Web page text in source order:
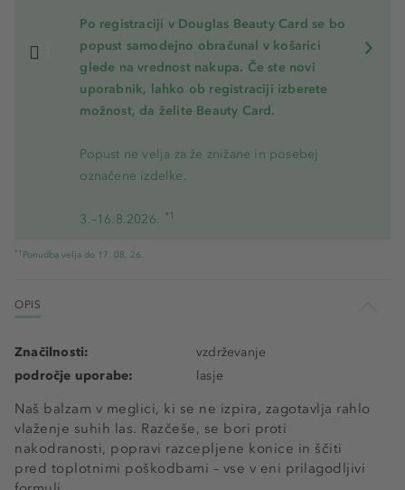
Po registraciji v Douglas Beauty Card se bo
popust samodejno obračunal v košarici
glede na vrednost nakupa. Če ste novi
uporabnik, lahko ob registraciji izberete
možnost, da želite Beauty Card.
Popust ne velja za že znižane in posebej
označene izdelke.
3.–16.8.2026. *1
*1 Ponudba velja do 17. 08. 26.
OPIS
Naš balzam v meglici, ki se ne izpira, zagotavlja rahlo
vlaženje suhih las. Razčeše, se bori proti
nakodranosti, popravi razcepljene konice in ščiti
pred toplotnimi poškodbami – vse v eni prilagodljivi
Značilnosti:
vzdrževanje
področje uporabe:
lasje